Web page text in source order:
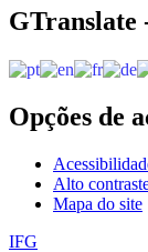
GTranslate
Opções de
Alto
Mapa do site
IFG